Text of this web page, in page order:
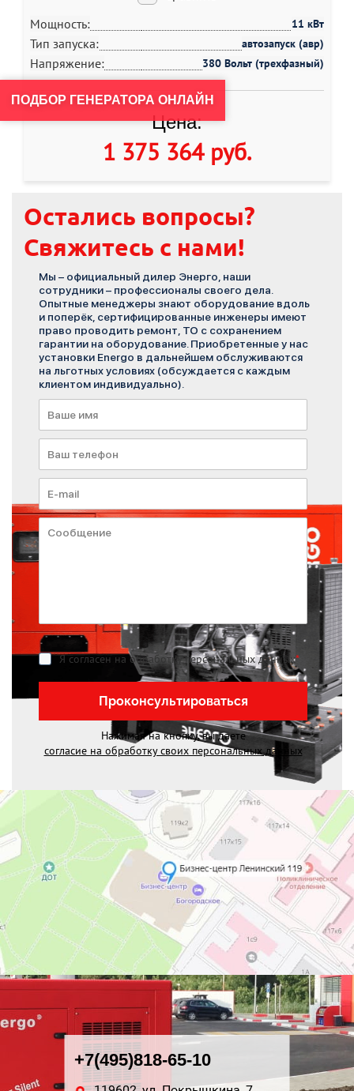
Мощность:
11 кВт
Тип запуска: автозапуск (авр)
Напряжение: 380 Вольт (трехфазный)
Цена:
1 375 364 руб.
Остались вопросы?
Свяжитесь с нами!
Мы – официальный дилер Энерго, наши
сотрудники – профессионалы своего дела.
Опытные менеджеры знают оборудование вдоль
и поперёк, сертифицированные инженеры имеют
право проводить ремонт, ТО с сохранением
гарантии на оборудование. Приобретенные у нас
установки Energo в дальнейшем обслуживаются
на льготных условиях (обсуждается с каждым
клиентом индивидуально).
Я согласен на обработку персональных данных*
Проконсультироваться
Нажимая на кнопку, вы даете
согласие на обработку своих персональных данных
+7(495)818-65-10
ПОДБОР ГЕНЕРАТОРА ОНЛАЙН